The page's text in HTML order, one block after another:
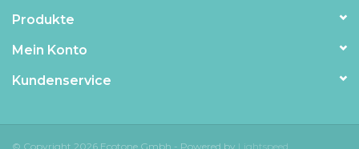
Produkte
Mein Konto
Kundenservice
© Copyright 2026 Ecotone Gmbh - Powered by Lightspeed